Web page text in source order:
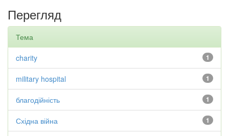
Перегляд
Тема
1
charity
1
military hospital
1
благодійність
1
Східна війна